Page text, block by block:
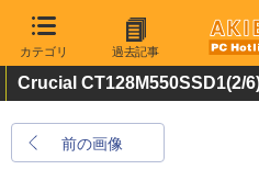
カテゴリ 過去記事
Crucial CT128M550SSD1(2/
前の画像